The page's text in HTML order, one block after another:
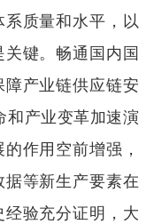
质量和水平，以
键。畅通国内国
产业链供应链安
和产业变革加速演
作用空前增强，
等新生产要素在
验充分证明，大